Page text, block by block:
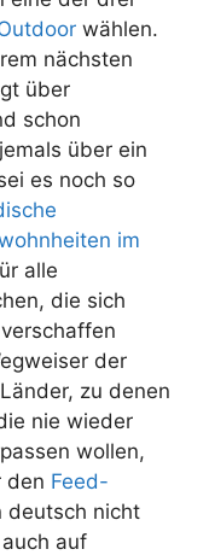
wählen.
nächsten
über
schon
über ein
es noch so
im
alle
die sich
der
zu denen
nie wieder
wollen,
den Feed-
deutsch nicht
auf